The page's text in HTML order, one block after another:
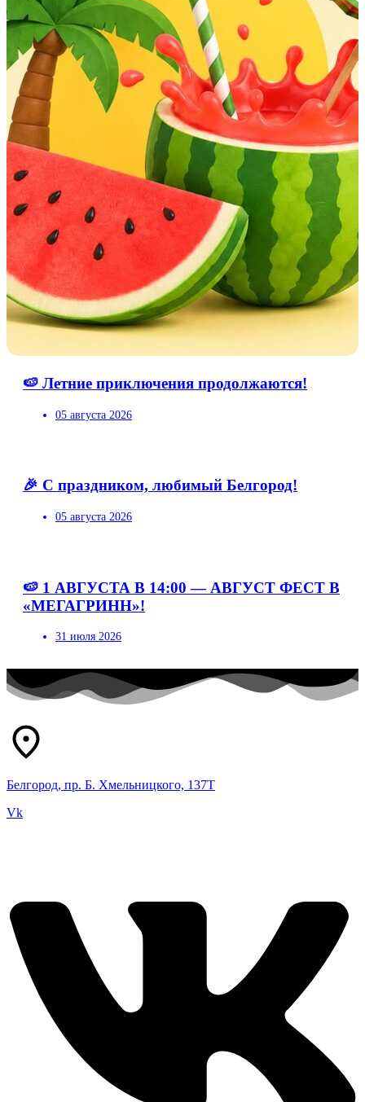
🍉 Летние приключения продолжаются!
05 августа 2026
🎉 С праздником, любимый Белгород!
05 августа 2026
🍉 1 АВГУСТА В 14:00 — АВГУСТ ФЕСТ В
«МЕГАГРИНН»!
31 июля 2026
Белгород, пр. Б. Хмельницкого, 137Т
Vk